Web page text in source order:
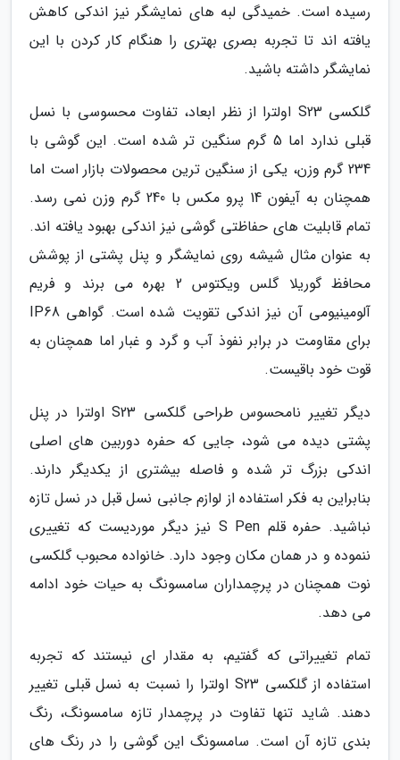
رسیده است. خمیدگی لبه های نمایشگر نیز اندکی کاهش
یافته اند تا تجربه بصری بهتری را هنگام کار کردن با این
نمایشگر داشته باشید.
گلکسی S23 اولترا از نظر ابعاد، تفاوت محسوسی با نسل
قبلی ندارد اما 5 گرم سنگین تر شده است. این گوشی با
234 گرم وزن، یکی از سنگین ترین محصولات بازار است اما
همچنان به آیفون 14 پرو مکس با 240 گرم وزن نمی رسد.
تمام قابلیت های حفاظتی گوشی نیز اندکی بهبود یافته اند.
به عنوان مثال شیشه روی نمایشگر و پنل پشتی از پوشش
محافظ گوریلا گلس ویکتوس 2 بهره می برند و فریم
آلومینیومی آن نیز اندکی تقویت شده است. گواهی IP68
برای مقاومت در برابر نفوذ آب و گرد و غبار اما همچنان به
قوت خود باقیست.
دیگر تغییر نامحسوس طراحی گلکسی S23 اولترا در پنل
پشتی دیده می شود، جایی که حفره دوربین های اصلی
اندکی بزرگ تر شده و فاصله بیشتری از یکدیگر دارند.
بنابراین به فکر استفاده از لوازم جانبی نسل قبل در نسل تازه
نباشید. حفره قلم S Pen نیز دیگر موردیست که تغییری
ننموده و در همان مکان وجود دارد. خانواده محبوب گلکسی
نوت همچنان در پرچمداران سامسونگ به حیات خود ادامه
می دهد.
تمام تغییراتی که گفتیم، به مقدار ای نیستند که تجربه
استفاده از گلکسی S23 اولترا را نسبت به نسل قبلی تغییر
دهند. شاید تنها تفاوت در پرچمدار تازه سامسونگ، رنگ
بندی تازه آن است. سامسونگ این گوشی را در رنگ های